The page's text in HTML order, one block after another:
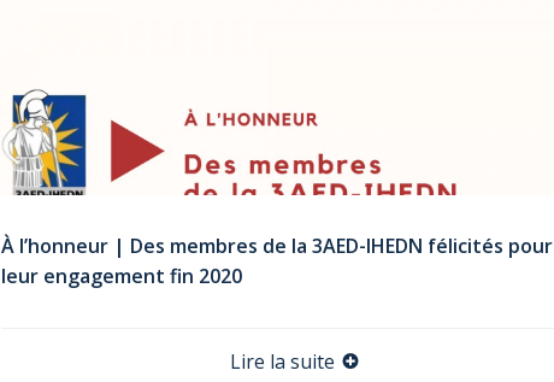
À l’honneur | Des membres de la 3AED-IHEDN félicités pour
leur engagement fin 2020
Lire la suite